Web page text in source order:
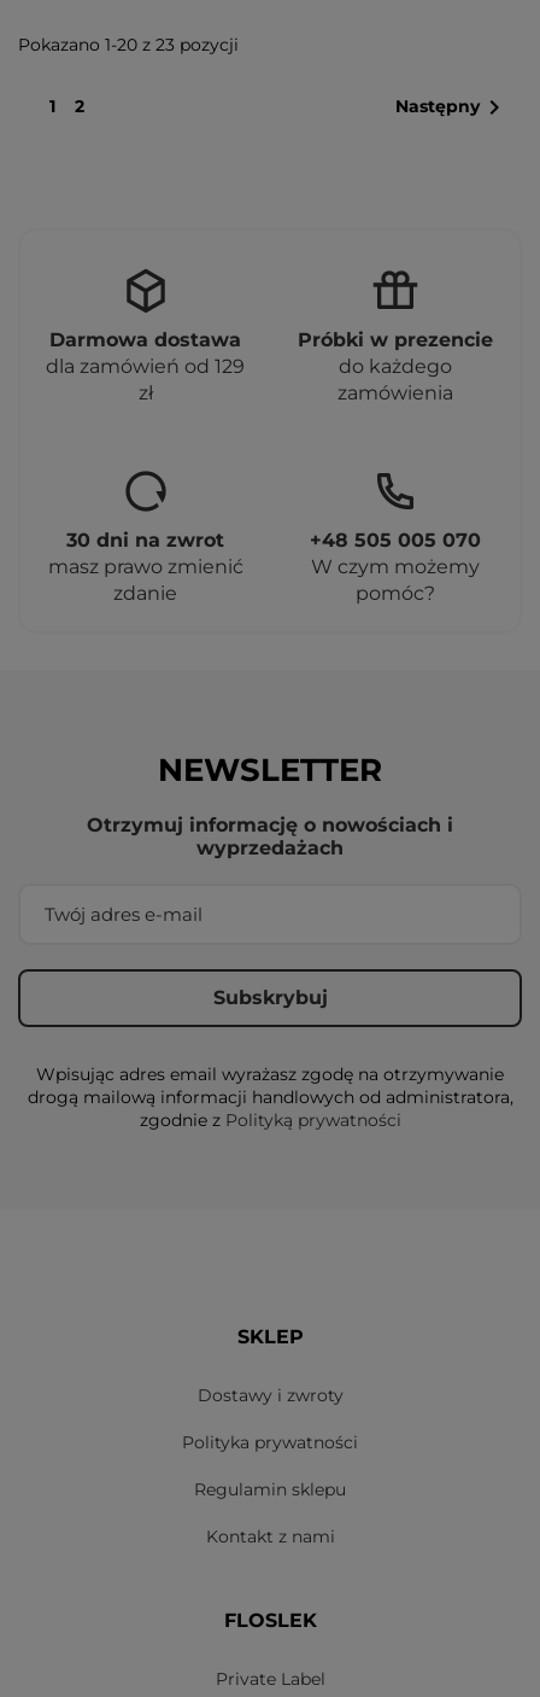
Pokazano 1-20 z 23 pozycji
1 2 Następny
Darmowa dostawa
dla zamówień od 129
zł
Próbki w prezencie
do każdego
zamówienia
30 dni na zwrot
masz prawo zmienić
zdanie
+48 505 005 070
W czym możemy
pomóc?
NEWSLETTER
Otrzymuj informację o nowościach i
wyprzedażach
Wpisując adres email wyrażasz zgodę na otrzymywanie
drogą mailową informacji handlowych od administratora,
zgodnie z Polityką prywatności
SKLEP
Dostawy i zwroty
Polityka prywatności
Regulamin sklepu
Kontakt z nami
FLOSLEK
Private Label